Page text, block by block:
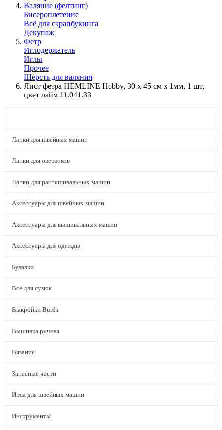
Валяние (фелтинг)
Бисероплетение
Всё для скрапбукинга
Декупаж
Фетр
Иглодержатель
Иглы
Прочее
Шерсть для валяния
Лист фетра HEMLINE Hobby, 30 х 45 см х 1мм, 1 шт,
цвет лайм 11.041.33
Лапки для швейных машин
Лапки для оверлоков
Лапки для распошивальных машин
Аксессуары для швейных машин
Аксессуары для вышивальных машин
Аксессуары для одежды
Булавки
Всё для сумок
Выкройки Burda
Вышивка ручная
Вязание
Запасные части
Иглы для швейных машин
Инструменты